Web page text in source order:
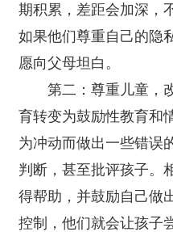
期积累，差距会加深，
如果他们尊重自己的隐
愿向父母坦白。
第二：尊重儿童，
育转变为鼓励性教育和
为冲动而做出一些错误
判断，甚至批评孩子。
得帮助，并鼓励自己做
控制，他们就会让孩子